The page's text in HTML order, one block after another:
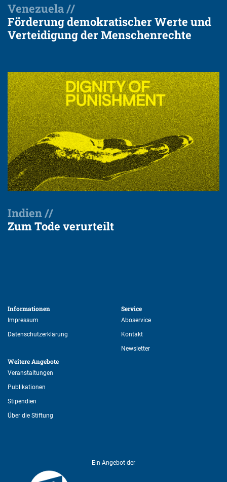
Venezuela //
Förderung demokratischer Werte und
Verteidigung der Menschenrechte
Indien //
Zum Tode verurteilt
Informationen
Impressum
Datenschutzerklärung
Weitere Angebote
Veranstaltungen
Publikationen
Stipendien
Über die Stiftung
Service
Aboservice
Kontakt
Newsletter
Ein Angebot der